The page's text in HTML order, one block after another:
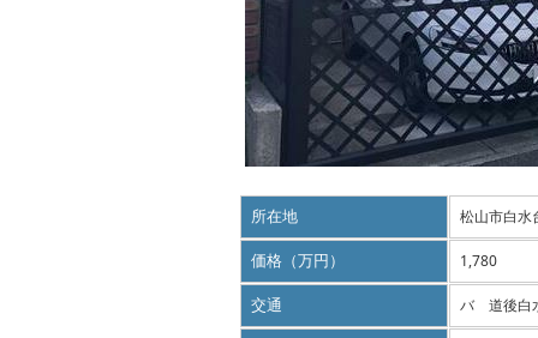
所在地 松山市白
価格（万円） 1,780
交通 バ 道後白